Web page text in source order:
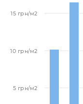
5 грн/м2
10 грн/м2
15 грн/м2